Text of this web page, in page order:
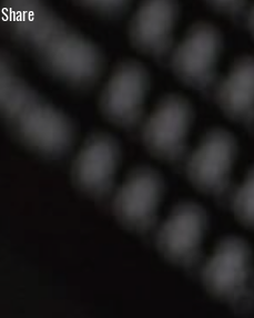
Share